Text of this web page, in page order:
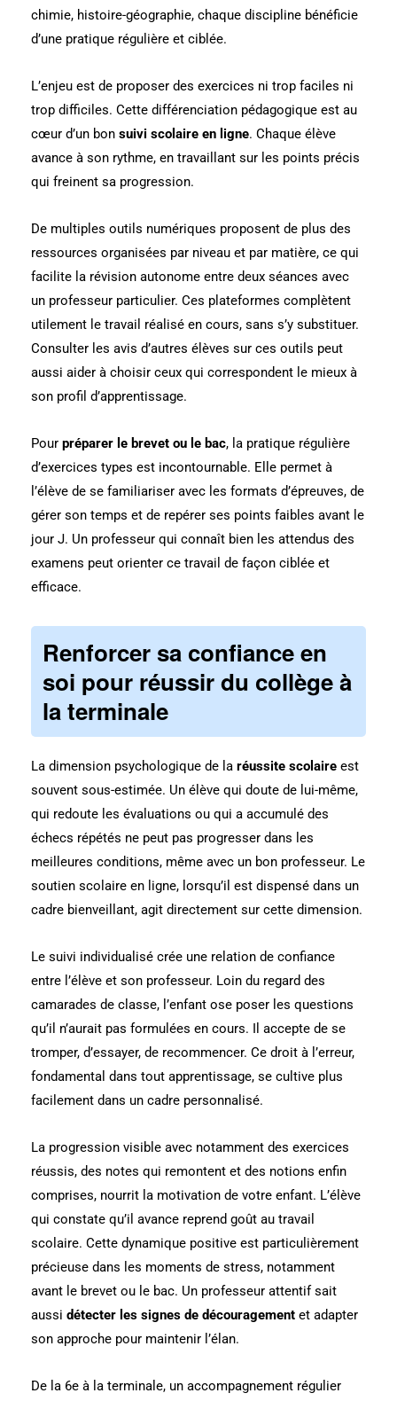
chimie, histoire-géographie, chaque discipline bénéficie
d’une pratique régulière et ciblée.
L’enjeu est de proposer des exercices ni trop faciles ni
trop difficiles. Cette différenciation pédagogique est au
cœur d’un bon suivi scolaire en ligne. Chaque élève
avance à son rythme, en travaillant sur les points précis
qui freinent sa progression.
De multiples outils numériques proposent de plus des
ressources organisées par niveau et par matière, ce qui
facilite la révision autonome entre deux séances avec
un professeur particulier. Ces plateformes complètent
utilement le travail réalisé en cours, sans s’y substituer.
Consulter les avis d’autres élèves sur ces outils peut
aussi aider à choisir ceux qui correspondent le mieux à
son profil d’apprentissage.
Pour préparer le brevet ou le bac, la pratique régulière
d’exercices types est incontournable. Elle permet à
l’élève de se familiariser avec les formats d’épreuves, de
gérer son temps et de repérer ses points faibles avant le
jour J. Un professeur qui connaît bien les attendus des
examens peut orienter ce travail de façon ciblée et
efficace.
Renforcer sa confiance en
soi pour réussir du collège à
la terminale
La dimension psychologique de la réussite scolaire est
souvent sous-estimée. Un élève qui doute de lui-même,
qui redoute les évaluations ou qui a accumulé des
échecs répétés ne peut pas progresser dans les
meilleures conditions, même avec un bon professeur. Le
soutien scolaire en ligne, lorsqu’il est dispensé dans un
cadre bienveillant, agit directement sur cette dimension.
Le suivi individualisé crée une relation de confiance
entre l’élève et son professeur. Loin du regard des
camarades de classe, l’enfant ose poser les questions
qu’il n’aurait pas formulées en cours. Il accepte de se
tromper, d’essayer, de recommencer. Ce droit à l’erreur,
fondamental dans tout apprentissage, se cultive plus
facilement dans un cadre personnalisé.
La progression visible avec notamment des exercices
réussis, des notes qui remontent et des notions enfin
comprises, nourrit la motivation de votre enfant. L’élève
qui constate qu’il avance reprend goût au travail
scolaire. Cette dynamique positive est particulièrement
précieuse dans les moments de stress, notamment
avant le brevet ou le bac. Un professeur attentif sait
aussi détecter les signes de découragement et adapter
son approche pour maintenir l’élan.
De la 6e à la terminale, un accompagnement régulier